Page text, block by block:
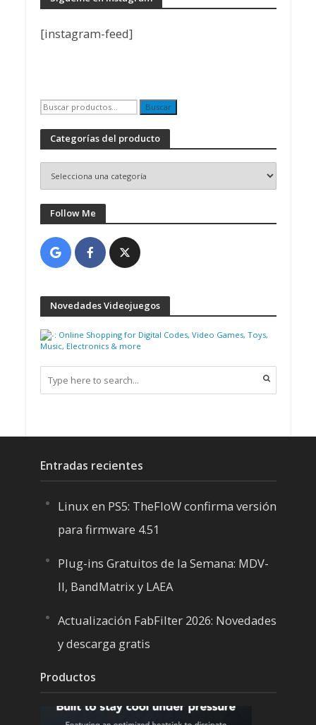
[instagram-feed]
Buscar
por:
Buscar
Categorías del producto
Follow Me
Novedades Videojuegos
Entradas recientes
Linux en PS5: TheFloW confirma versión
para firmware 4.51
Plug-ins Gratuitos de la Semana: MDV-
II, BandMatrix y LAEA
Actualización FabFilter 2026: Novedades
y descarga gratis
Productos